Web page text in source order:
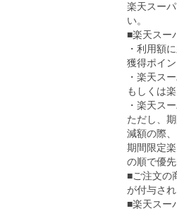
楽天スー
い。
■楽天スー
・利用額
獲得ポイ
・楽天ス
もしくは
・楽天ス
ただし、
減額の際、
期間限定
の順で優
■ご注文の
が付与され
■楽天スー